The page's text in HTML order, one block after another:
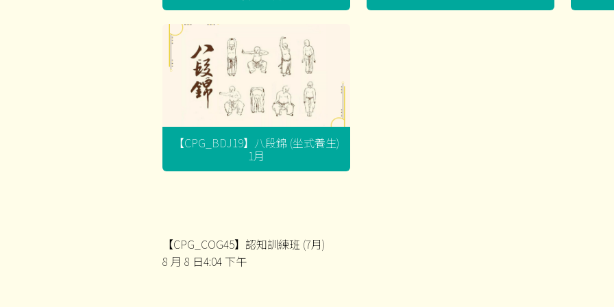
【CPG_BDJ19】八段錦 (坐式養生)
1月
【CPG_COG45】認知訓練班 (7月)
8 月 8 日4:04 下午